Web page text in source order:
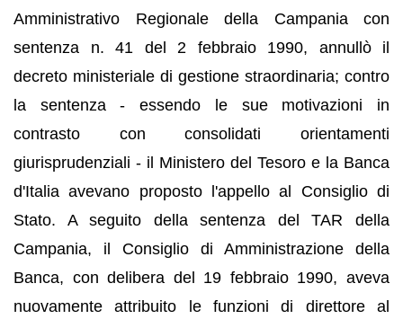
Amministrativo Regionale della Campania con
sentenza n. 41 del 2 febbraio 1990, annullò il
decreto ministeriale di gestione straordinaria; contro
la sentenza - essendo le sue motivazioni in
contrasto con consolidati orientamenti
giurisprudenziali - il Ministero del Tesoro e la Banca
d'Italia avevano proposto l'appello al Consiglio di
Stato. A seguito della sentenza del TAR della
Campania, il Consiglio di Amministrazione della
Banca, con delibera del 19 febbraio 1990, aveva
nuovamente attribuito le funzioni di direttore al